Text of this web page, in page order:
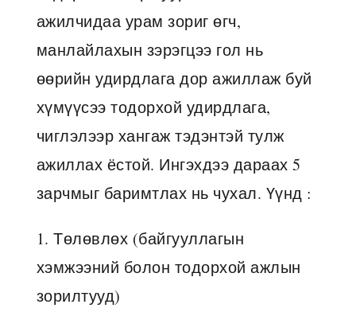
ажилчидаа урам зориг өгч,
манлайлахын зэрэгцээ гол нь
өөрийн удирдлага дор ажиллаж буй
хүмүүсээ тодорхой удирдлага,
чиглэлээр хангаж тэдэнтэй тулж
ажиллах ёстой. Ингэхдээ дараах 5
зарчмыг баримтлах нь чухал. Үүнд :
1. Төлөвлөх (байгууллагын
хэмжээний болон тодорхой ажлын
зорилтууд)